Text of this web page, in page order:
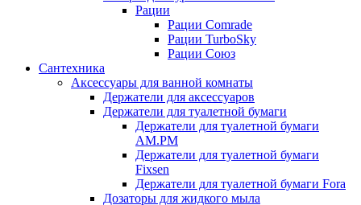
Рации
Рации Comrade
Рации TurboSky
Рации Союз
Сантехника
Аксессуары для ванной комнаты
Держатели для аксессуаров
Держатели для туалетной бумаги
Держатели для туалетной бумаги
AM.PM
Держатели для туалетной бумаги
Fixsen
Держатели для туалетной бумаги Fora
Дозаторы для жидкого мыла